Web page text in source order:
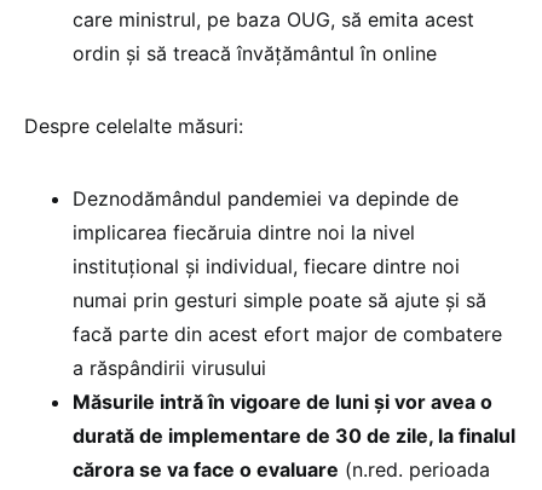
care ministrul, pe baza OUG, să emita acest
ordin și să treacă învățământul în online
Despre celelalte măsuri:
Deznodămândul pandemiei va depinde de
implicarea fiecăruia dintre noi la nivel
instituțional și individual, fiecare dintre noi
numai prin gesturi simple poate să ajute și să
facă parte din acest efort major de combatere
a răspândirii virusului
Măsurile intră în vigoare de luni și vor avea o
durată de implementare de 30 de zile, la finalul
cărora se va face o evaluare (n.red. perioada